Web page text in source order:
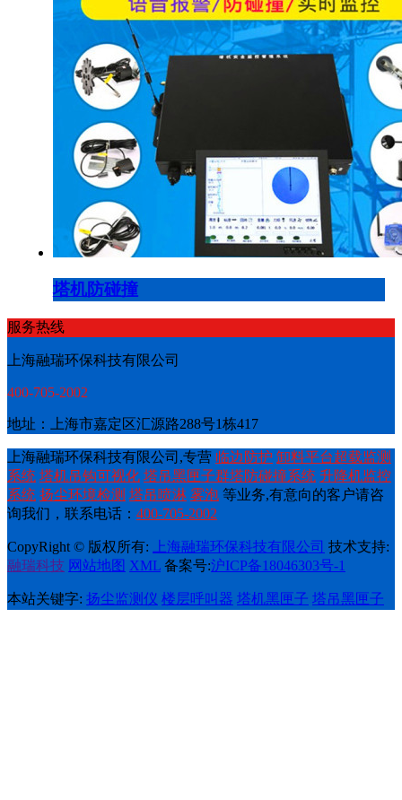
塔机防碰撞
服务热线
上海融瑞环保科技有限公司
400-705-2002
地址：上海市嘉定区汇源路288号1栋417
上海融瑞环保科技有限公司,专营 临边防护 卸料平台超载监测
系统 塔机吊钩可视化 塔吊黑匣子群塔防碰撞系统 升降机监控
系统 扬尘环境检测 塔吊喷淋 雾泡 等业务,有意向的客户请咨
询我们，联系电话： 400-705-2002
CopyRight © 版权所有: 上海融瑞环保科技有限公司 技术支持:
融瑞科技 网站地图 XML 备案号:沪ICP备18046303号-1
本站关键字: 扬尘监测仪 楼层呼叫器 塔机黑匣子 塔吊黑匣子